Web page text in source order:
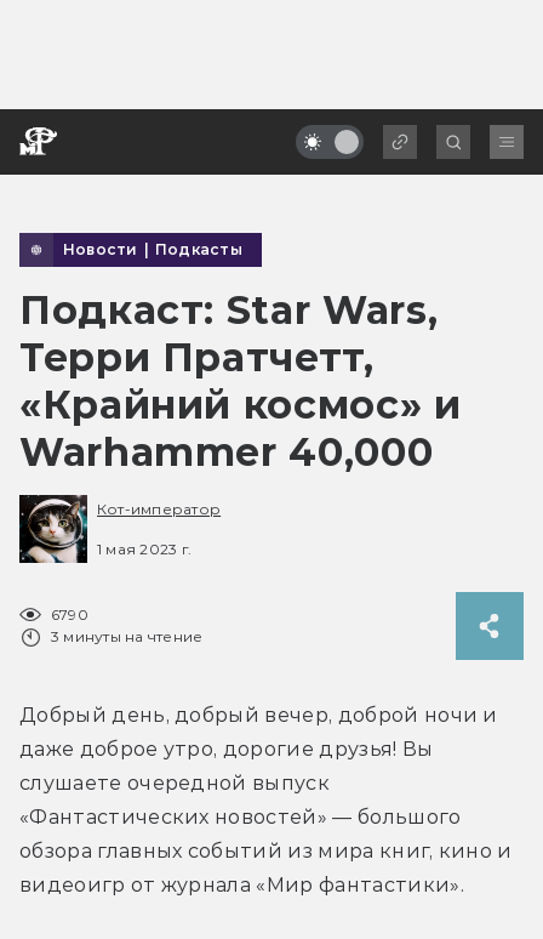
Новости | Подкасты
Подкаст: Star Wars,
Терри Пратчетт,
«Крайний космос» и
Warhammer 40,000
Кот-император
1 мая 2023 г.
6790
3 минуты на чтение
Добрый день, добрый вечер, доброй ночи и
даже доброе утро, дорогие друзья! Вы
слушаете очередной выпуск
«Фантастических новостей» — большого
обзора главных событий из мира книг, кино и
видеоигр от журнала «Мир фантастики».